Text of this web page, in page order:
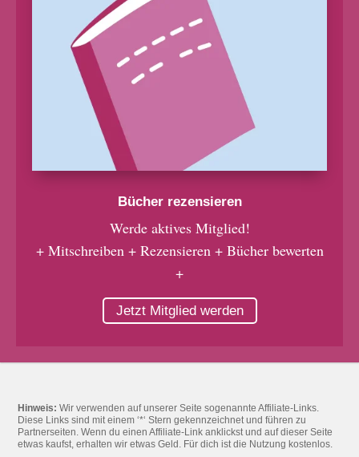
Bücher rezensieren
Werde aktives Mitglied!
+ Mitschreiben + Rezensieren + Bücher bewerten
+
Jetzt Mitglied werden
Hinweis: Wir verwenden auf unserer Seite sogenannte Affiliate-Links.
Diese Links sind mit einem ‘*‘ Stern gekennzeichnet und führen zu
Partnerseiten. Wenn du einen Affiliate-Link anklickst und auf dieser Seite
etwas kaufst, erhalten wir etwas Geld. Für dich ist die Nutzung kostenlos.